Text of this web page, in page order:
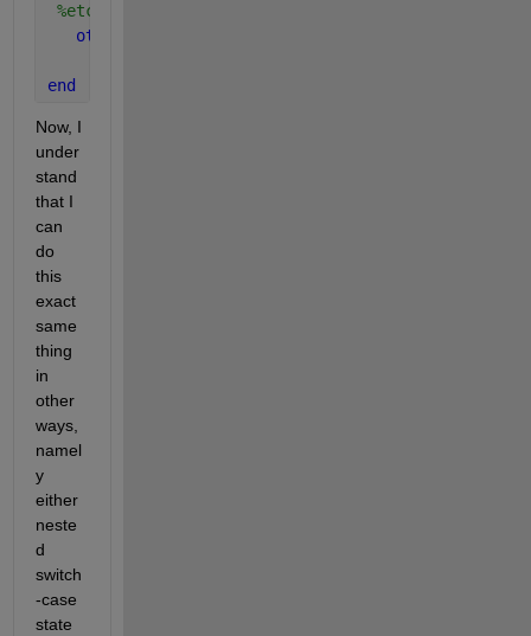
%etc.
otherwise
end
Now, I
under
stand
that I
can
do
this
exact
same
thing
in
other
ways,
namel
y
either
neste
d
switch
-case
state